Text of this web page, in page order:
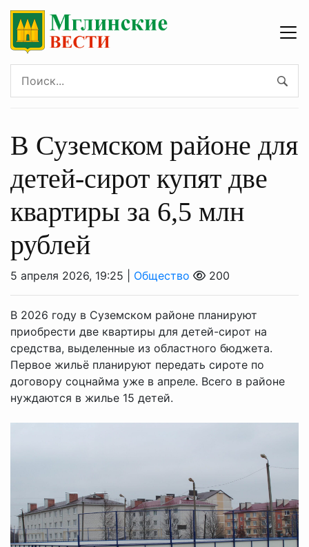
В Суземском районе для
детей-сирот купят две
квартиры за 6,5 млн
рублей
5 апреля 2026, 19:25 | Общество 200
В 2026 году в Суземском районе планируют
приобрести две квартиры для детей-сирот на
средства, выделенные из областного бюджета.
Первое жильё планируют передать сироте по
договору соцнайма уже в апреле. Всего в районе
нуждаются в жилье 15 детей.